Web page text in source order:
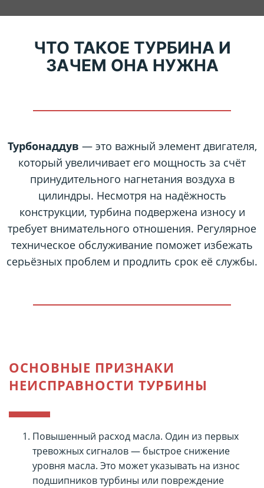
ЧТО ТАКОЕ ТУРБИНА И
ЗАЧЕМ ОНА НУЖНА
Турбонаддув — это важный элемент двигателя,
который увеличивает его мощность за счёт
принудительного нагнетания воздуха в
цилиндры. Несмотря на надёжность
конструкции, турбина подвержена износу и
требует внимательного отношения. Регулярное
техническое обслуживание поможет избежать
серьёзных проблем и продлить срок её службы.
ОСНОВНЫЕ ПРИЗНАКИ
НЕИСПРАВНОСТИ ТУРБИНЫ
Повышенный расход масла. Один из первых
тревожных сигналов — быстрое снижение
уровня масла. Это может указывать на износ
подшипников турбины или повреждение